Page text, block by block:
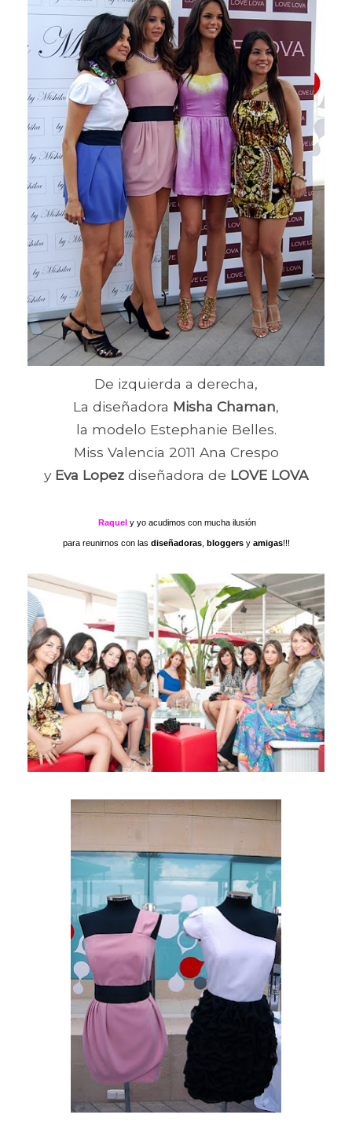
De izquierda a derecha,
La diseñadora Misha Chaman,
la modelo Estephanie Belles.
Miss Valencia 2011 Ana Crespo
y Eva Lopez diseñadora de LOVE LOVA
Raquel y yo acudimos con mucha ilusión
para reunirnos con las diseñadoras, bloggersy amigas!!!